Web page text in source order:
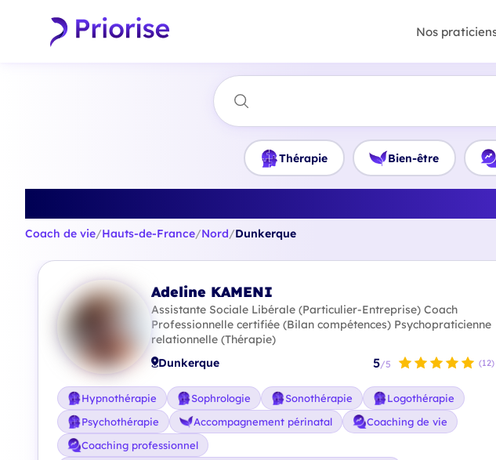
Nos
Thérapie Bien-être
Coach de vie/Hauts-de-France/Nord/Dunkerque
Adeline KAMENI
Assistante Sociale Libérale (Particulier-Entreprise) Coach
Professionnelle certifiée (Bilan compétences) Psychopraticienne
relationnelle (Thérapie)
Dunkerque 5/5 (12)
Hypnothérapie Sophrologie Sonothérapie
Logothérapie
Psychothérapie
Accompagnement périnatal
Coaching de vie
Coaching professionnel